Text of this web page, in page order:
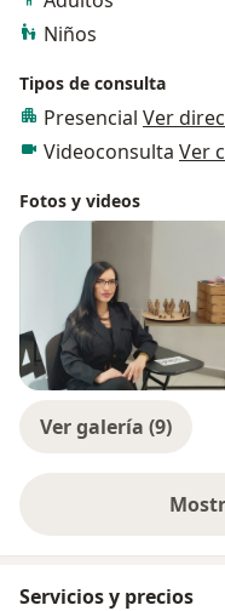
Niños
Tipos de consulta
Presencial Ver
Videoconsulta Ver
Fotos y videos
Ver galería (9)
Servicios y precios